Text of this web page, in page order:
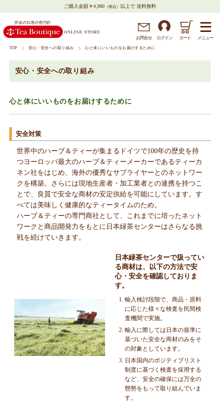
ご購入金額￥4,980 （税込） 以上で 送料無料
お問合せ ログイン カート メニュー
TOP 安心・安全への取り組み 心と体にいいものをお届けするために
安心・安全への取り組み
心と体にいいものをお届けするために
安全対策
世界中のハーブ＆ティーが集まるドイツで100年の歴史を持
つヨーロッパ最大のハーブ＆ティーメーカーであるティーカ
ネン社をはじめ、海外の優秀なサプライヤーとのネットワー
クを構築。さらには現地生産者・加工業者との連携を持つこ
とで、良質で安全な商材の安定供給を可能にしています。す
べては美味しく健康的なティータイムのため。
ハーブ＆ティーの専門商社として、これまでに培ったネット
ワークと商品開発力をもとに日本緑茶センターはさらなる挑
戦を続けていきます。
日本緑茶センターで扱ってい
る商材は、以下の方法で安
心・安全を確認しておりま
す。
輸入検討段階で、商品・原料
に応じた様々な検査を民間検
査機関で実施。
輸入に際しては日本の規準に
基づいた安全な商材のみをそ
の対象としています。
日本国内のポジティブリスト
制度に基づく検査を採用する
など、安全の確保には万全の
態勢をもって取り組んでいま
す。